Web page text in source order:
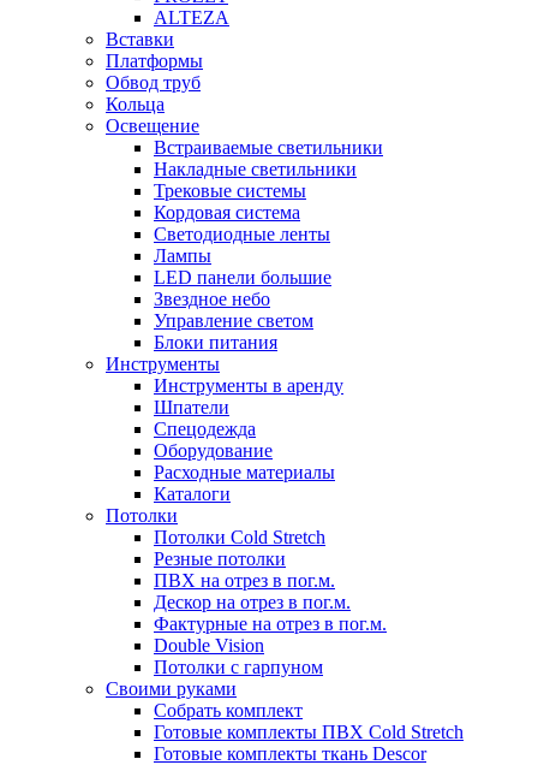
ALTEZA
Вставки
Платформы
Обвод труб
Кольца
Освещение
Встраиваемые светильники
Накладные светильники
Трековые системы
Кордовая система
Светодиодные ленты
Лампы
LED панели большие
Звездное небо
Управление светом
Блоки питания
Инструменты
Инструменты в аренду
Шпатели
Спецодежда
Оборудование
Расходные материалы
Каталоги
Потолки
Потолки Cold Stretch
Резные потолки
ПВХ на отрез в пог.м.
Дескор на отрез в пог.м.
Фактурные на отрез в пог.м.
Double Vision
Потолки с гарпуном
Своими руками
Собрать комплект
Готовые комплекты ПВХ Cold Stretch
Готовые комплекты ткань Descor